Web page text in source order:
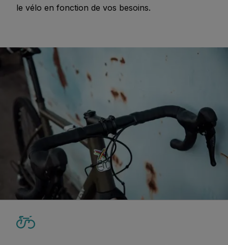
le vélo en fonction de vos besoins.